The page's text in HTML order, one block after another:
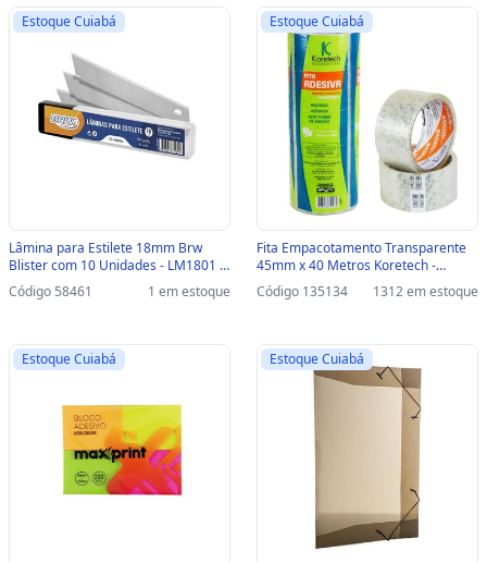
Estoque Cuiabá
Lâmina para Estilete 18mm Brw
Blister com 10 Unidades - LM1801 -
LM1801
Código 58461 1 em estoque
Estoque Cuiabá
Fita Empacotamento Transparente
45mm x 40 Metros Koretech -
Pacote com 5 Unidades -
12.10.4.0046 - 12.10.4.0046
Código 135134 1312 em estoque
Estoque Cuiabá Estoque Cuiabá